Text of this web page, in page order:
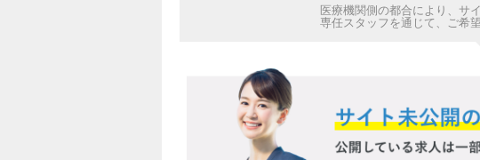
医療機関側の都合により、サ
専任スタッフを通じて、ご希